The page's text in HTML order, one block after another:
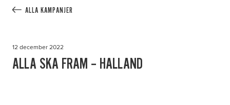
Ha assistans
Jobb
ALLA KAMPANJER
12 december 2022
ALLA SKA FRAM – HALLAND